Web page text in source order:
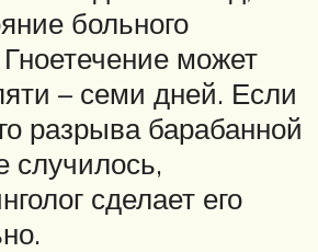
больного
может
– семи дней. Если
разрыва барабанной
случилось,
сделает его